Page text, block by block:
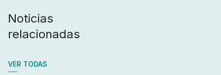
Noticias
relacionadas
VER TODAS